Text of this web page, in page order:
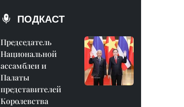
ПОДКАСТ
Председатель
Национальной
ассамблеи и
Палаты
представителей
Королевства